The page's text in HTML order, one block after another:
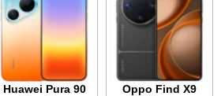
Oppo Find X9
Huawei Pura 90